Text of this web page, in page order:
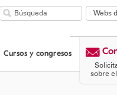
Webs
GAES
Cursos y congresos
sobre